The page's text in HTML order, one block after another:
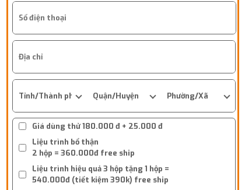
Giá dùng thử 180.000 đ + 25.000 đ
Liệu trình bổ thận
2 hộp = 360.000đ free ship
Liệu trình hiệu quả 3 hộp tặng 1 hộp =
540.000đ (tiết kiệm 390k) free ship